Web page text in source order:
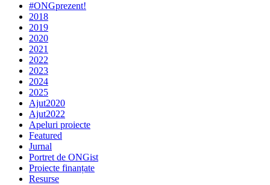
#ONGprezent!
2018
2019
2020
2021
2022
2023
2024
2025
Ajut2020
Ajut2022
Apeluri proiecte
Featured
Jurnal
Portret de ONGist
Proiecte finanțate
Resurse